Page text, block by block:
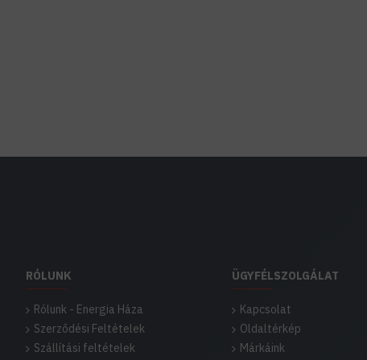
RÓLUNK
Rólunk - Energia Háza
Szerződési Feltételek
Szállítási feltételek
ÜGYFÉLSZOLGÁLAT
Kapcsolat
Oldaltérkép
Márkáink